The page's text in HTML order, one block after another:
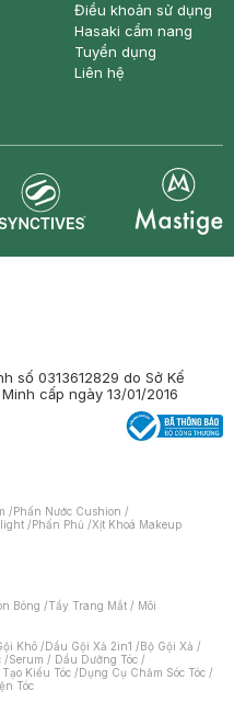
Điều khoản sử dụng
Hasaki cẩm nang
Tuyển dụng
Liên hệ
số 0313612829 do Sở Kế
cấp ngày 13/01/2016
/Phấn Nước Cushion /
/Phấn Phủ /Xịt Khoá Makeup
Bóng /Tẩy Trang Mắt / Môi
Khô /Dầu Gội Xả 2in1 /Bộ Gội Xả /
/Serum / Dầu Dưỡng Tóc /
Kiểu Tóc /Dụng Cụ Chăm Sóc Tóc /
Tóc